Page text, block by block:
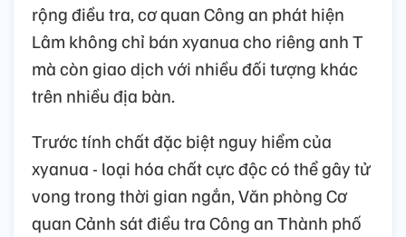
rộng điều tra, cơ quan Công an phát hiện
Lâm không chỉ bán xyanua cho riêng anh T
mà còn giao dịch với nhiều đối tượng khác
trên nhiều địa bàn.
Trước tính chất đặc biệt nguy hiểm của
xyanua - loại hóa chất cực độc có thể gây tử
vong trong thời gian ngắn, Văn phòng Cơ
quan Cảnh sát điều tra Công an Thành phố